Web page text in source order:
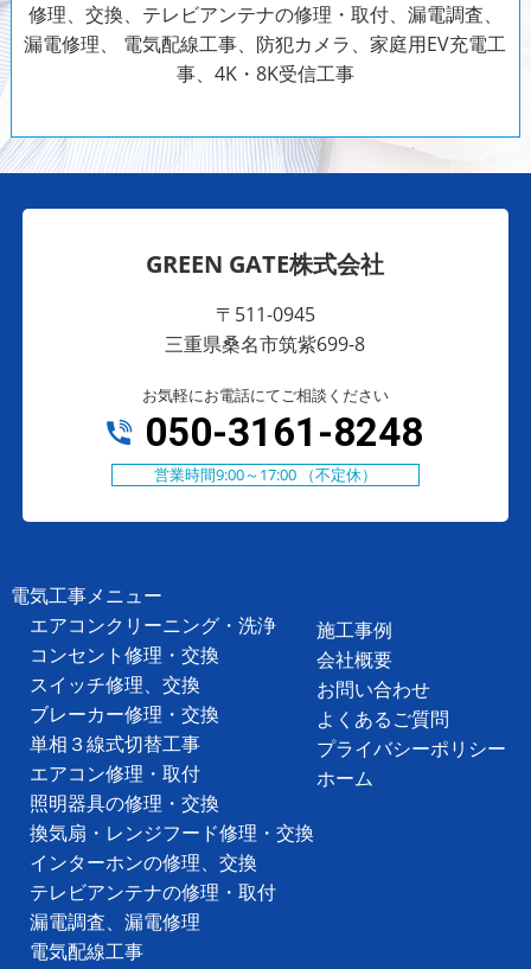
修理、交換、テレビアンテナの修理・取付、漏電調査、
漏電修理、 電気配線工事、防犯カメラ、家庭用EV充電工
事、4K・8K受信工事
GREEN GATE株式会社
〒511-0945
三重県桑名市筑紫699-8
お気軽にお電話にてご相談ください
050-3161-8248
営業時間9:00～17:00 （不定休）
電気工事メニュー
エアコンクリーニング・洗浄
コンセント修理・交換
スイッチ修理、交換
ブレーカー修理・交換
単相３線式切替工事
エアコン修理・取付
照明器具の修理・交換
換気扇・レンジフード修理・交換
インターホンの修理、交換
テレビアンテナの修理・取付
漏電調査、漏電修理
電気配線工事
施工事例
会社概要
お問い合わせ
よくあるご質問
プライバシーポリシー
ホーム